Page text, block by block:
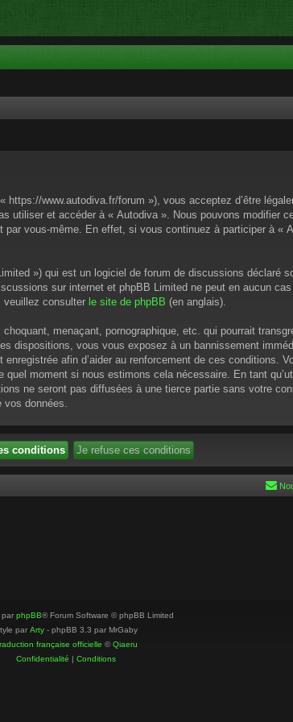
www.autodiva.fr/forum »), vous acceptez d’être
utiliser et accéder à « Autodiva ». Nous pouvons modifier
vous-même. En effet, si vous continuez à participer à «
») qui est un logiciel de forum de discussions déclaré
sur internet et phpBB Limited ne peut en aucun
veuillez consulter le site de phpBB (en anglais).
menaçant, pornographique, etc. qui pourrait
dispositions, vous vous exposez à un bannissement
afin d’aider au renforcement de ces conditions.
quel moment si nous estimons cela nécessaire. En tant
ne seront pas diffusées à une tierce partie sans votre
vos données.
par phpBB® Forum Software © phpBB Limited
par Arty - phpBB 3.3 par MrGaby
française officielle ©Qiaeru
Confidentialité | Conditions